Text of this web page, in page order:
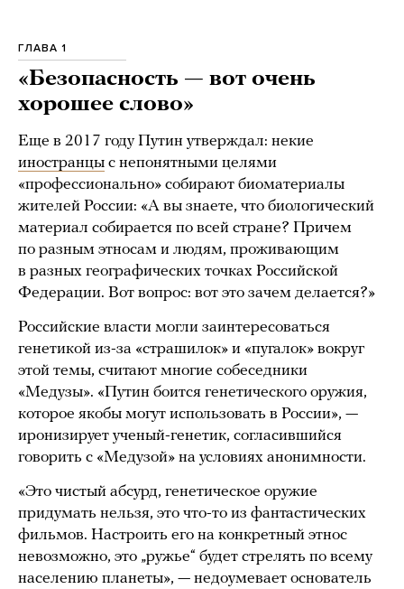
ГЛАВА 1
«Безопасность — вот очень
хорошее слово»
Еще в 2017 году Путин утверждал: некие
иностранцы с непонятными целями
«профессионально» собирают биоматериалы
жителей России: «А вы знаете, что биологический
материал собирается по всей стране? Причем
по разным этносам и людям, проживающим
в разных географических точках Российской
Федерации. Вот вопрос: вот это зачем делается?»
Российские власти могли заинтересоваться
генетикой из-за «страшилок» и «пугалок» вокруг
этой темы, считают многие собеседники
«Медузы». «Путин боится генетического оружия,
которое якобы могут использовать в России», —
иронизирует ученый-генетик, согласившийся
говорить с «Медузой» на условиях анонимности.
«Это чистый абсурд, генетическое оружие
придумать нельзя, это что-то из фантастических
фильмов. Настроить его на конкретный этнос
невозможно, это „ружье“ будет стрелять по всему
населению планеты», — недоумевает основатель